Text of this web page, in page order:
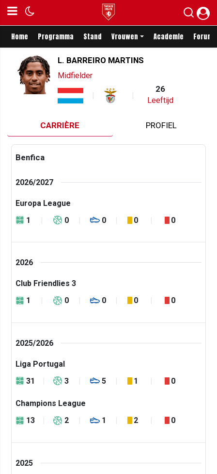
Home Programma Stand Vrouwen Academie Forum
L. BARREIRO MARTINS
Midfielder
26
Leeftijd
CARRIÈRE PROFIEL
Benfica
2026/2027
Europa League
1
0 0 0 0
2026
Club Friendlies 3
1
0 0 0 0
2025/2026
Liga Portugal
31
3 5 1 0
Champions League
13
2 1 2 0
2025